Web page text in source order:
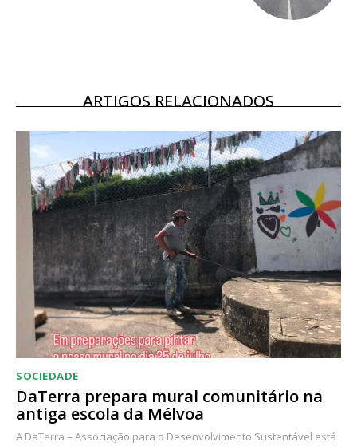
Acesso aos conteúdos Exclusivos para
ARTIGOS RELACIONADOS
SOCIEDADE
DaTerra prepara mural comunitário na
antiga escola da Mélvoa
A DaTerra – Associação para o Desenvolvimento Sustentável está